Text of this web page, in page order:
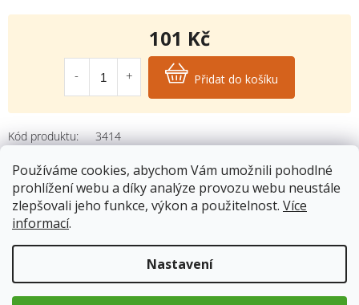
Používáme cookies, abychom Vám umožnili pohodlné
prohlížení webu a díky analýze provozu webu neustále
zlepšovali jeho funkce, výkon a použitelnost. Více
informací.
Nastavení
Kód produktu:
3414
Hmotnost: 0.284 kg
101 Kč
Měrná
cena:
Přidat do košíku
Popis
Využití: